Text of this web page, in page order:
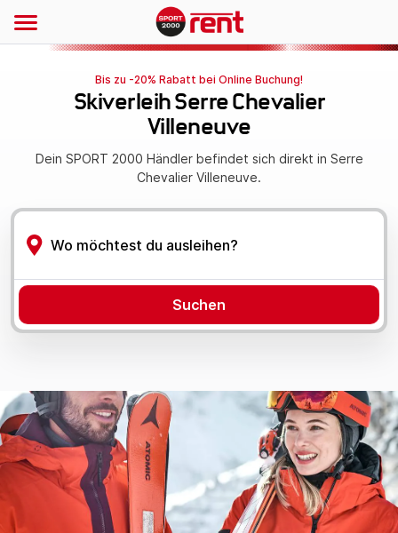
Bis zu -20% Rabatt bei Online Buchung!
Skiverleih Serre Chevalier
Villeneuve
Dein SPORT 2000 Händler befindet sich direkt in Serre
Chevalier Villeneuve.